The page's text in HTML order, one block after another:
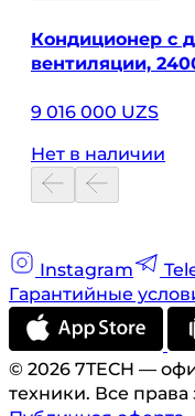
Кондиционер с
вентиляции,
9 016 000 UZS
Нет в наличии
Instagram
Гарантийные
© 2026 7TECH —
техники. Все